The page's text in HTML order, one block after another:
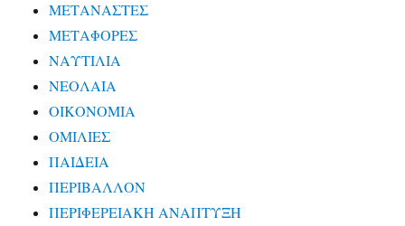
ΜΕΤΑΝΑΣΤΕΣ
ΜΕΤΑΦΟΡΕΣ
ΝΑΥΤΙΛΙΑ
ΝΕΟΛΑΙΑ
ΟΙΚΟΝΟΜΙΑ
ΟΜΙΛΙΕΣ
ΠΑΙΔΕΙΑ
ΠΕΡΙΒΑΛΛΟΝ
ΠΕΡΙΦΕΡΕΙΑΚΗ ΑΝΑΠΤΥΞΗ